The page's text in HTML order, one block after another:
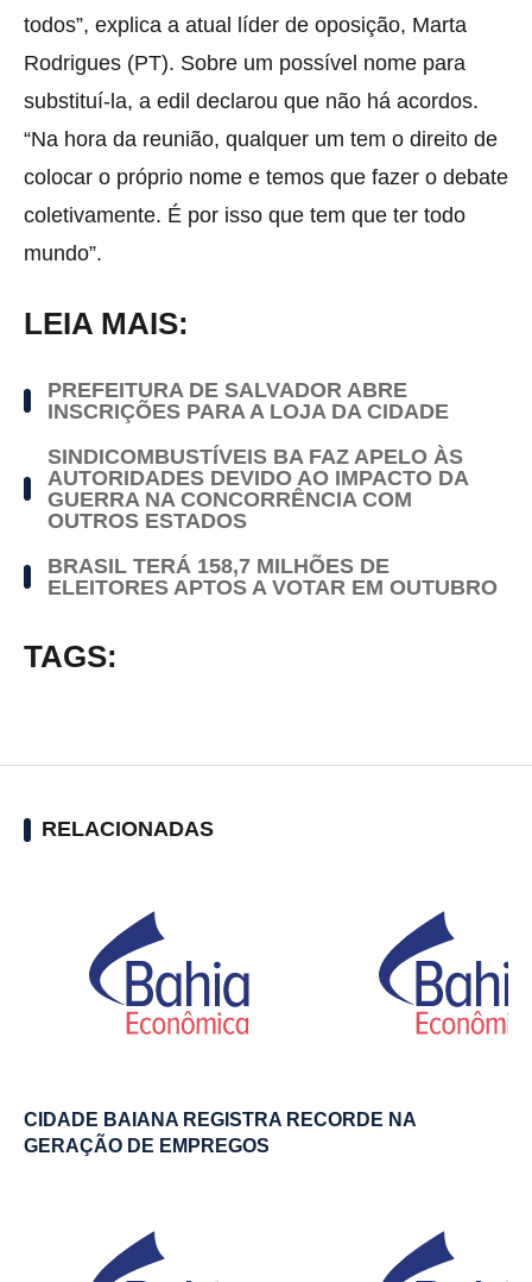
todos”, explica a atual líder de oposição, Marta
Rodrigues (PT). Sobre um possível nome para
substituí-la, a edil declarou que não há acordos.
“Na hora da reunião, qualquer um tem o direito de
colocar o próprio nome e temos que fazer o debate
coletivamente. É por isso que tem que ter todo
mundo”.
LEIA MAIS:
PREFEITURA DE SALVADOR ABRE
INSCRIÇÕES PARA A LOJA DA CIDADE
SINDICOMBUSTÍVEIS BA FAZ APELO ÀS
AUTORIDADES DEVIDO AO IMPACTO DA
GUERRA NA CONCORRÊNCIA COM
OUTROS ESTADOS
BRASIL TERÁ 158,7 MILHÕES DE
ELEITORES APTOS A VOTAR EM OUTUBRO
TAGS:
RELACIONADAS
CIDADE BAIANA REGISTRA RECORDE NA
GERAÇÃO DE EMPREGOS